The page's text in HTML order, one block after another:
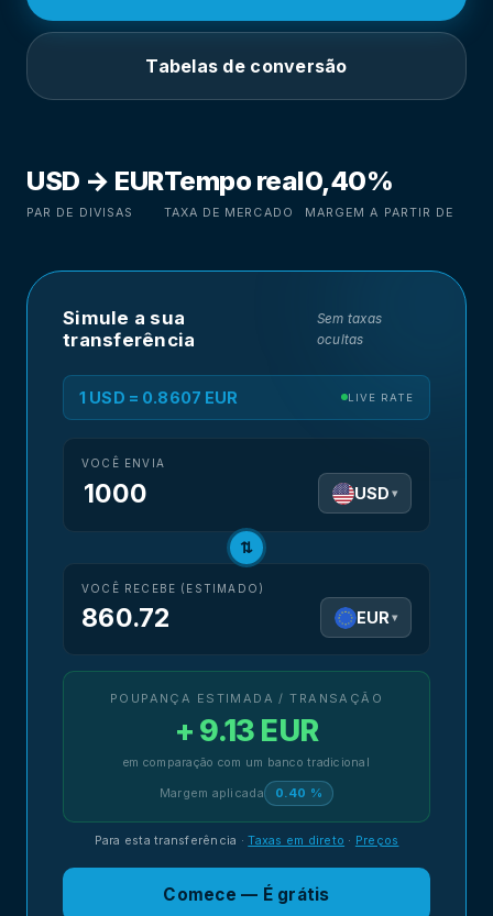
Tabelas de conversão
USD → EUR
PAR DE DIVISAS
Tempo real
TAXA DE MERCADO
0,40%
MARGEM A PARTIR DE
Simule a sua
transferência
Sem taxas
ocultas
1 USD = 0.8607 EUR LIVE RATE
VOCÊ ENVIA
USD ▾
⇅
VOCÊ RECEBE (ESTIMADO)
860.72 EUR ▾
POUPANÇA ESTIMADA / TRANSAÇÃO
+ 9.13 EUR
em comparação com um banco tradicional
Margem aplicada 0.40 %
Para esta transferência ·Taxas em direto · Preços
Comece — É grátis